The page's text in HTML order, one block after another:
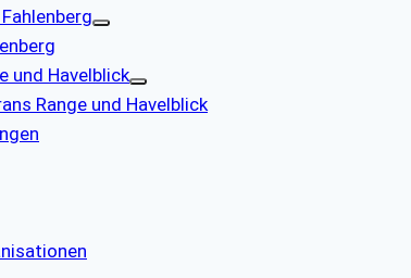
und Havelblick
Range und Havelblick